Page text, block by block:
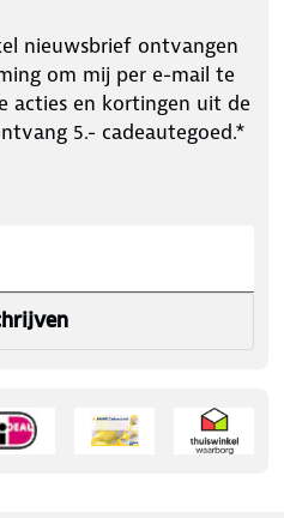
nieuwsbrief ontvangen
om mij per e-mail te
acties en kortingen uit de
5.- cadeautegoed.*